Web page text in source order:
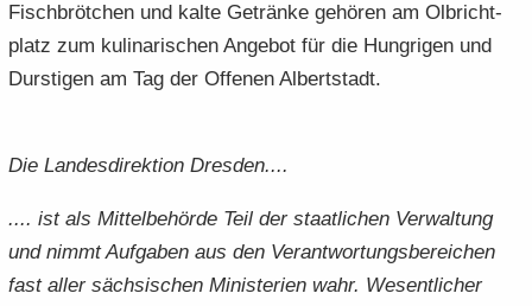
Fisch­bröt­chen und kalte Ge­trän­ke ge­hö­ren am Ol­bricht­
platz zum ku­li­na­ri­schen An­ge­bot für die Hung­ri­gen und
Durs­ti­gen am Tag der Of­fe­nen Al­bert­stadt.
Die Lan­des­di­rek­ti­on Dres­den....
.... ist als Mit­tel­be­hör­de Teil der staat­li­chen Ver­wal­tung
und nimmt Auf­ga­ben aus den Ver­ant­wor­tungs­be­rei­chen
fast aller säch­si­schen Mi­nis­te­ri­en wahr. We­sent­li­cher